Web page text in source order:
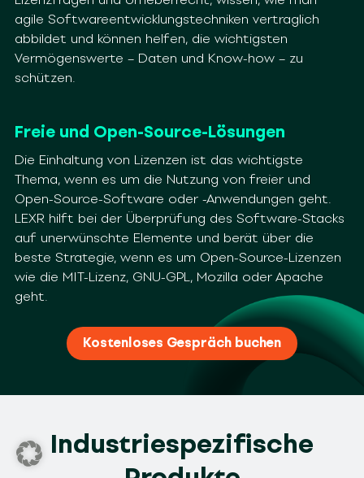
agile Softwareentwicklungstechniken vertraglich
abbildet und können helfen, die wichtigsten
Vermögenswerte – Daten und Know-how – zu
schützen.
Freie und Open-Source-Lösungen
Die Einhaltung von Lizenzen ist das wichtigste
Thema, wenn es um die Nutzung von freier und
Open-Source-Software oder -Anwendungen geht.
LEXR hilft bei der Überprüfung des Software-Stacks
auf unerwünschte Elemente und berät über die
beste Strategie, wenn es um Open-Source-Lizenzen
wie die MIT-Lizenz, GNU-GPL, Mozilla oder Apache
geht.
Kostenloses Gespräch buchen
Industriespezifische